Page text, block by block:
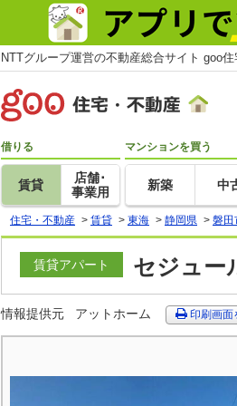
NTTグループ運営の不動産総合サイト goo
借りる
賃貸
店舗･
事業用
マンションを買う
新築 中
住宅・不動産 > 賃貸 > 東海 > 静岡県 > 磐田
賃貸アパート セジュー
情報提供元 アットホーム 印刷画面